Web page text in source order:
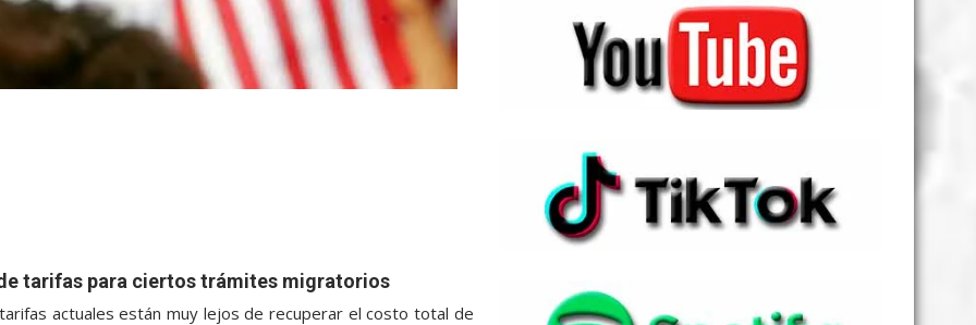
tarifas para ciertos trámites migratorios
actuales están muy lejos de recuperar el costo total de